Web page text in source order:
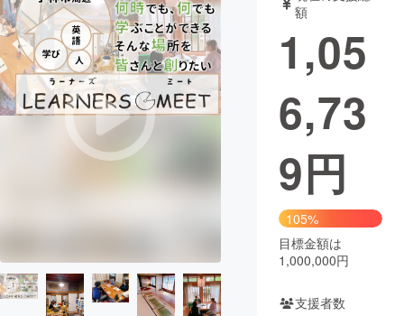
テクノロジー・ガジェット
映像・映画 書籍・雑誌
ビジネス・起業 チャレンジ
まちづくり・地域活性化
CAMPFIRE Creation
コミュニティ
額
1,05
6,73
9円
105%
目標金額は
1,000,000円
支援者数